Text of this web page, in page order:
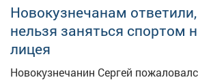
открытие мероприятия станет
праздником единения и гордости
Затем команды примут участие в
Участники должны будут
спортивную и военно-
Новокузнечанам
нельзя заняться спортом
лицея
Новокузнечанин Сергей